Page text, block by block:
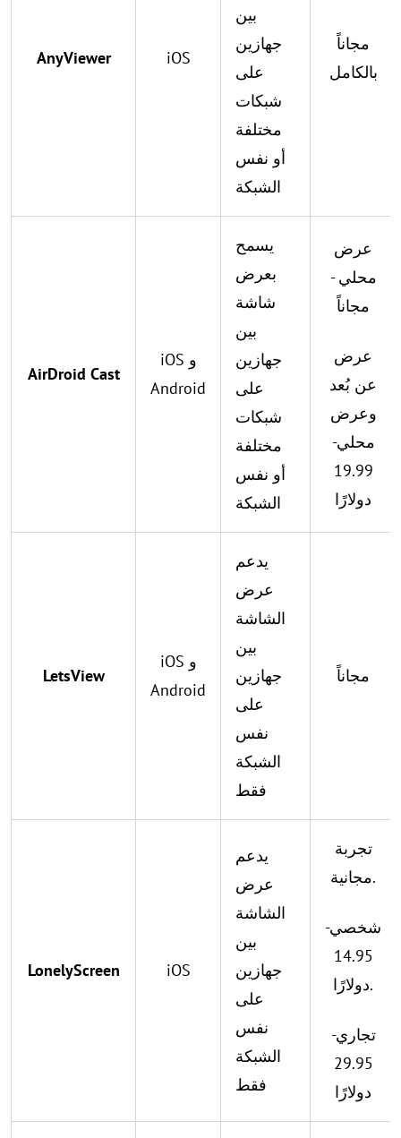
AnyViewer iOS
بين
جهازين
على
شبكات
مختلفة
أو نفس
الشبكة
مجاناً
بالكامل
AirDroid Cast
iOS و
Android
يسمح
بعرض
شاشة
بين
جهازين
على
شبكات
مختلفة
أو نفس
الشبكة
عرض
محلي -
مجاناً
عرض
عن بُعد
وعرض
محلي-
19.99
دولارًا
LetsView
iOS و
Android
يدعم
عرض
الشاشة
بين
جهازين
على
نفس
الشبكة
فقط
مجاناً
LonelyScreen iOS
يدعم
عرض
الشاشة
بين
جهازين
على
نفس
الشبكة
فقط
تجربة
مجانية.
شخصي-
14.95
دولارًا.
تجاري-
29.95
دولارًا